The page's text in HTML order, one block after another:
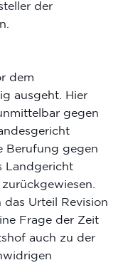
der
dem
ausgeht. Hier
gegen
Berufung gegen
Landgericht
das Urteil Revision
Frage der Zeit
auch zu der